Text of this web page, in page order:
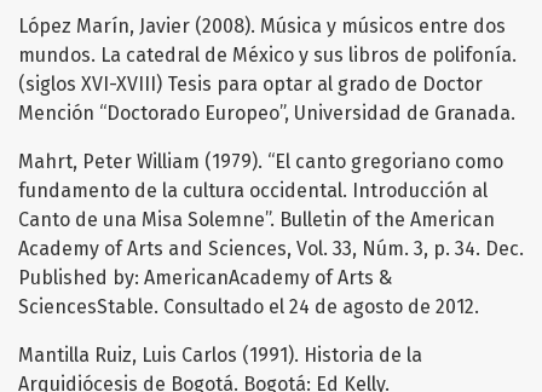
López Marín, Javier (2008). Música y músicos entre dos
mundos. La catedral de México y sus libros de polifonía.
(siglos XVI-XVIII) Tesis para optar al grado de Doctor
Mención “Doctorado Europeo”, Universidad de Granada.
Mahrt, Peter William (1979). “El canto gregoriano como
fundamento de la cultura occidental. Introducción al
Canto de una Misa Solemne”. Bulletin of the American
Academy of Arts and Sciences, Vol. 33, Núm. 3, p. 34. Dec.
Published by: AmericanAcademy of Arts &
SciencesStable. Consultado el 24 de agosto de 2012.
Mantilla Ruiz, Luis Carlos (1991). Historia de la
Arquidiócesis de Bogotá. Bogotá: Ed Kelly.